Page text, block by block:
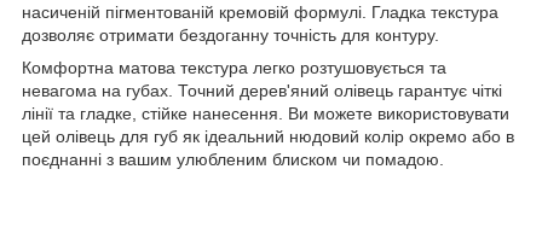
насиченій пігментованій кремовій формулі. Гладка текстура
дозволяє отримати бездоганну точність для контуру.
Комфортна матова текстура легко розтушовується та
невагома на губах. Точний дерев'яний олівець гарантує чіткі
лінії та гладке, стійке нанесення. Ви можете використовувати
цей олівець для губ як ідеальний нюдовий колір окремо або в
поєднанні з вашим улюбленим блиском чи помадою.